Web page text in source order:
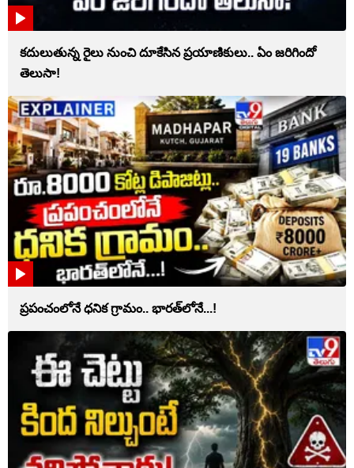
కదులుతున్న రైలు నుంచి దూకేసిన ప్రయాణికులు.. ఏం జరిగిందో
తెలుసా!
ప్రపంచంలోనే ధనిక గ్రామం.. భారత్‌లోనే...!